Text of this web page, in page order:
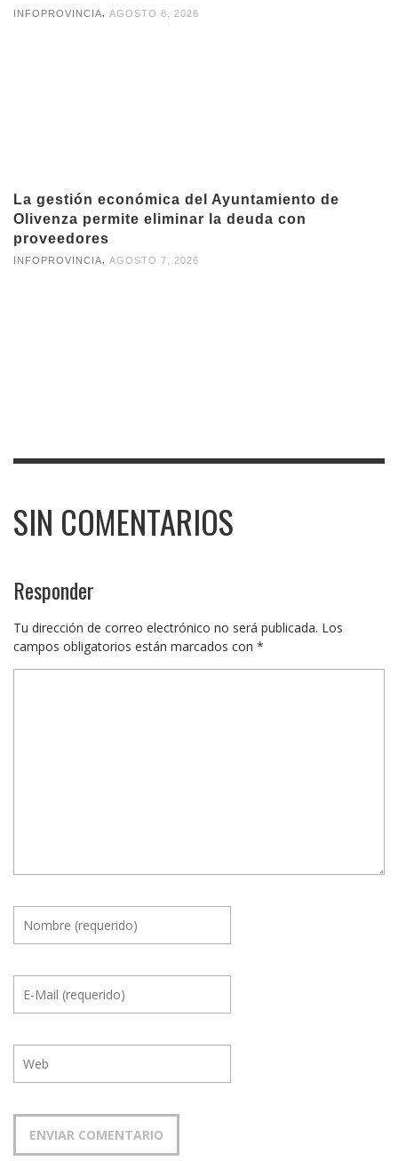
INFOPROVINCIA AGOSTO 8, 2026
La gestión económica del Ayuntamiento de
Olivenza permite eliminar la deuda con
proveedores
INFOPROVINCIA, AGOSTO 7, 2026
SIN COMENTARIOS
Responder
Tu dirección de correo electrónico no será publicada. Los
campos obligatorios están marcados con *